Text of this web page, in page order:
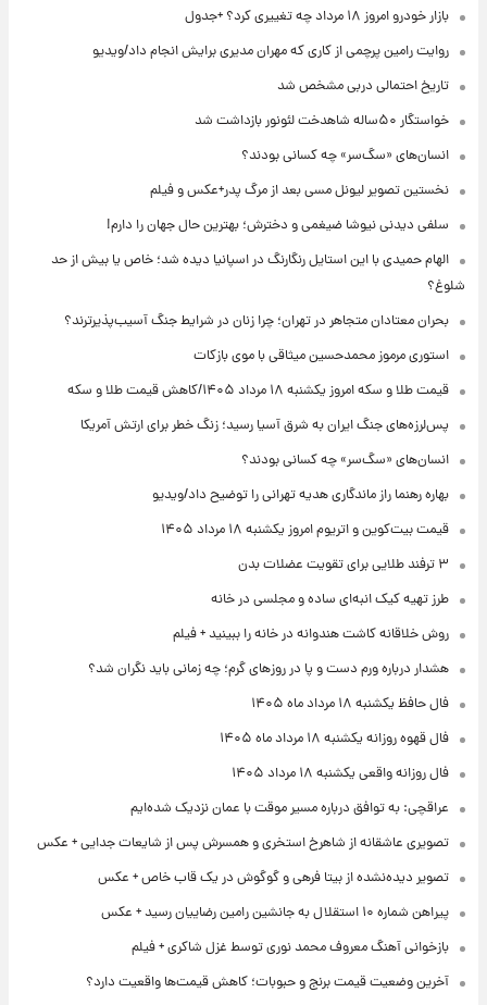
بازار خودرو امروز ۱۸ مرداد چه تغییری کرد؟ +جدول
روایت رامین پرچمی از کاری که مهران مدیری برایش انجام داد/ویدیو
تاریخ احتمالی دربی مشخص شد
خواستگار ۵۰ساله شاهدخت لئونور بازداشت شد
انسان‌های «سگ‌سر» چه کسانی بودند؟
نخستین تصویر لیونل مسی بعد از مرگ پدر+عکس و فیلم
سلفی دیدنی نیوشا ضیغمی و دخترش؛ بهترین حال جهان را دارم!
الهام حمیدی با این استایل رنگارنگ در اسپانیا دیده شد؛ خاص یا بیش از حد
شلوغ؟
بحران معتادان متجاهر در تهران؛ چرا زنان در شرایط جنگ آسیب‌پذیرترند؟
استوری مرموز محمدحسین میثاقی با موی بازکات
قیمت طلا و سکه امروز یکشنبه ۱۸ مرداد ۱۴۰۵/کاهش قیمت طلا و سکه
پس‌لرزه‌های جنگ ایران به شرق آسیا رسید؛ زنگ خطر برای ارتش آمریکا
انسان‌های «سگ‌سر» چه کسانی بودند؟
بهاره رهنما راز ماندگاری هدیه تهرانی را توضیح داد/ویدیو
قیمت بیت‌کوین و اتریوم امروز یکشنبه ۱۸ مرداد ۱۴۰۵
۳ ترفند طلایی برای تقویت عضلات بدن
طرز تهیه کیک انبه‌ای ساده و مجلسی در خانه
روش خلاقانه کاشت هندوانه در خانه را ببینید + فیلم
هشدار درباره ورم دست و پا در روزهای گرم؛ چه زمانی باید نگران شد؟
فال حافظ یکشنبه ۱۸ مرداد ماه ۱۴۰۵
فال قهوه روزانه یکشنبه ۱۸ مرداد ماه ۱۴۰۵
فال روزانه واقعی یکشنبه ۱۸ مرداد ۱۴۰۵
عراقچی: به توافق درباره مسیر موقت با عمان نزدیک شده‌ایم
تصویری عاشقانه از شاهرخ استخری و همسرش پس از شایعات جدایی + عکس
تصویر دیده‌نشده از بیتا فرهی و گوگوش در یک قاب خاص + عکس
پیراهن شماره ۱۰ استقلال به جانشین رامین رضاییان رسید + عکس
بازخوانی آهنگ معروف محمد نوری توسط غزل شاکری + فیلم
آخرین وضعیت قیمت برنج و حبوبات؛ کاهش قیمت‌ها واقعیت دارد؟